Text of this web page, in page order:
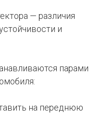
— различия
и
парами
на переднюю